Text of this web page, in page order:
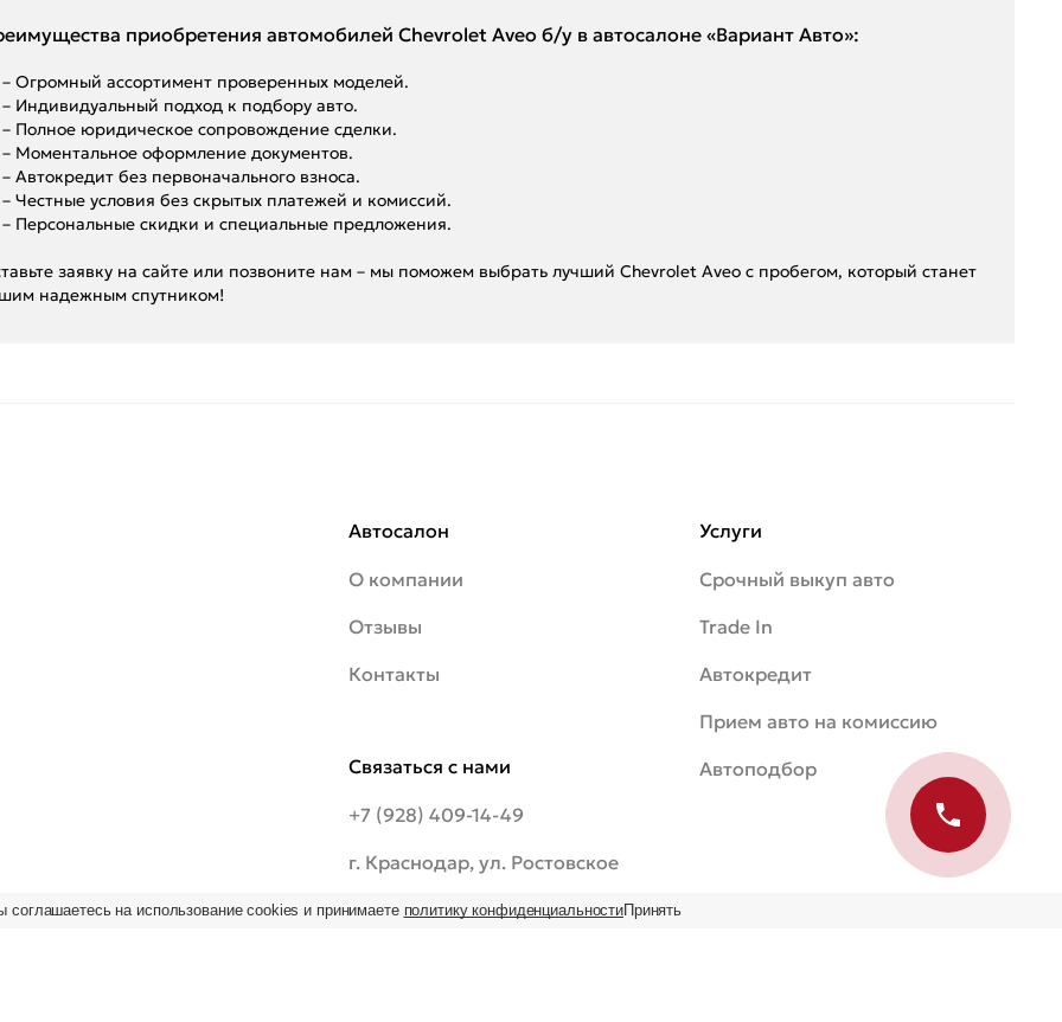
приобретения автомобилей Chevrolet Aveo б/у в автосалоне «Вариант Авто»:
– Огромный ассортимент проверенных моделей.
– Индивидуальный подход к подбору авто.
– Полное юридическое сопровождение сделки.
– Моментальное оформление документов.
– Автокредит без первоначального взноса.
– Честные условия без скрытых платежей и комиссий.
– Персональные скидки и специальные предложения.
заявку на сайте или позвоните нам – мы поможем выбрать лучший Chevrolet Aveo с пробегом, который станет
надежным спутником!
Автосалон
О компании
Отзывы
Контакты
Связаться с нами
+7 (928) 409-14-49
г. Краснодар, ул. Ростовское
шоссе, 20/1
Услуги
Срочный выкуп авто
Trade In
Автокредит
Прием авто на комиссию
Автоподбор
соглашаетесь на использование cookies и принимаете политику конфиденциальностиПринять